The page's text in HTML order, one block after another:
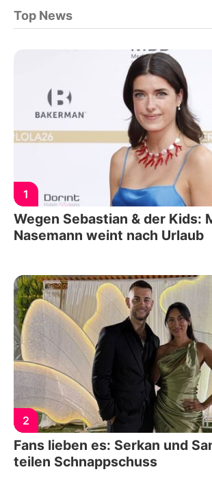
Top News
1
Wegen Sebastian & der Kids:
Nasemann weint nach Urlaub
2
Fans lieben es: Serkan und
teilen Schnappschuss